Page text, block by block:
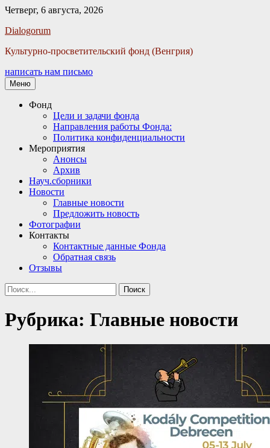
Четверг, 6 августа, 2026
Dialogorum
Культурно-просветительский фонд (Венгрия)
написать нам письмо
Меню
Основное
Фонд
Цели и задачи фонда
Направления работы Фонда:
Политика конфиденциальности
Мероприятия
Анонсы
Архив
Науч.сборники
Новости
Главные новости
Предложить новость
Фотографии
Контакты
Контактные данные Фонда
Обратная связь
Отзывы
Поиск
Найти:
Рубрика: Главные новости